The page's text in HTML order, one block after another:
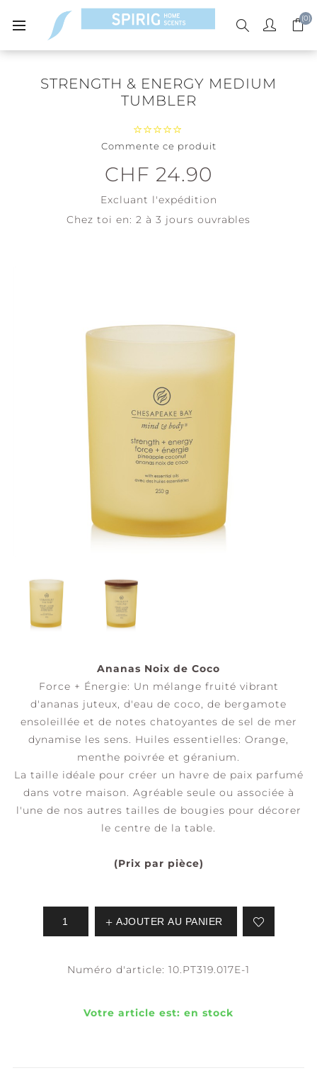
(0)
STRENGTH & ENERGY MEDIUM
TUMBLER
Commente ce produit
CHF 24.90
Excluant l'expédition
Chez toi en: 2 à 3 jours ouvrables
Ananas Noix de Coco
Force + Énergie: Un mélange fruité vibrant
d'ananas juteux, d'eau de coco, de bergamote
ensoleillée et de notes chatoyantes de sel de mer
dynamise les sens. Huiles essentielles: Orange,
menthe poivrée et géranium.
La taille idéale pour créer un havre de paix parfumé
dans votre maison. Agréable seule ou associée à
l'une de nos autres tailles de bougies pour décorer
le centre de la table.
(Prix par pièce)
AJOUTER AU PANIER
Numéro d'article: 10.PT319.017E-1
Votre article est: en stock